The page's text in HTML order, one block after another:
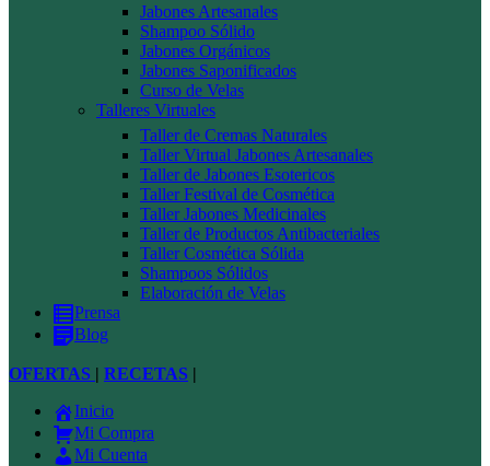
Jabones Artesanales
Shampoo Sólido
Jabones Orgánicos
Jabones Saponificados
Curso de Velas
Talleres Virtuales
Taller de Cremas Naturales
Taller Virtual Jabones Artesanales
Taller de Jabones Esotericos
Taller Festival de Cosmética
Taller Jabones Medicinales
Taller de Productos Antibacteriales
Taller Cosmética Sólida
Shampoos Sólidos
Elaboración de Velas
Prensa
Blog
OFERTAS | RECETAS |
Inicio
Mi Compra
Mi Cuenta